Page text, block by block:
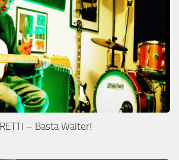
– Basta Walter!